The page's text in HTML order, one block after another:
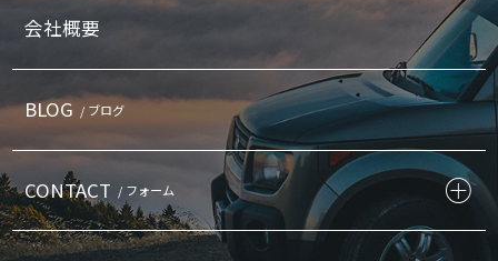
会社概要
BLOG / ブログ
CONTACT / フォーム